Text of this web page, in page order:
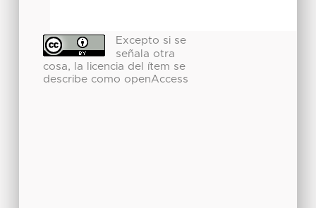
Excepto si se
señala otra
cosa, la licencia del ítem se
describe como openAccess